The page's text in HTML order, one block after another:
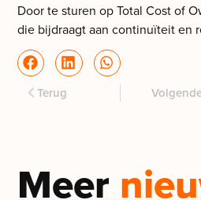
Door te sturen op Total Cost of
die bijdraagt aan continuïteit en
Terug
Meer